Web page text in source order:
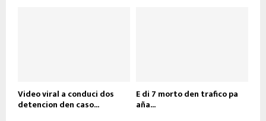
Video viral a conduci dos
detencion den caso...
E di 7 morto den trafico pa
aña...